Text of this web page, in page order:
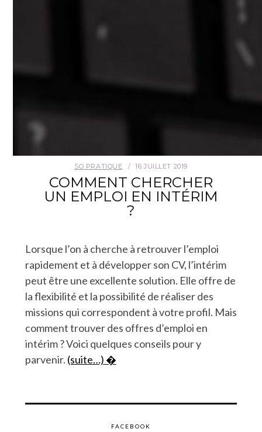
SO PRATIQUE 16 JUILLET 2019
COMMENT CHERCHER
UN EMPLOI EN INTÉRIM
?
Lorsque l’on à cherche à retrouver l’emploi
rapidement et à développer son CV, l’intérim
peut être une excellente solution. Elle offre de
la flexibilité et la possibilité de réaliser des
missions qui correspondent à votre profil. Mais
comment trouver des offres d’emploi en
intérim ? Voici quelques conseils pour y
parvenir. (suite…)
FACEBOOK